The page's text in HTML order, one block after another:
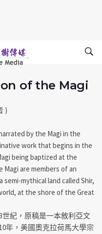
of the Magi
of the Magi
)
by the Magi in the
work that begins in the
being baptized at the
are members of an
mythical land called Shir,
at the shore of the Great
世紀，原稿是一本敘利亞文
年，美國奧克拉荷馬大學宗